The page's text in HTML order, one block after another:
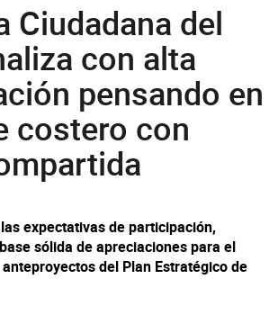
Ciudadana del
con alta
pensando en
costero con
expectativas de participación,
sólida de apreciaciones para el
del Plan Estratégico de